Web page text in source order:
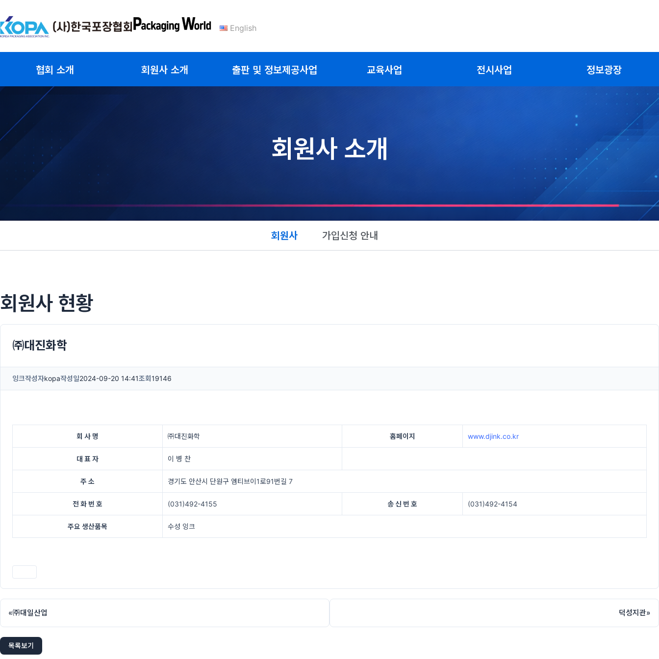
텐
츠
English
협회 소개 회원사 소개 출판 및 정보제공사업 교육사업 전시사업 정보광장
회원사 소개
회원사 가입신청 안내
회원사 현황
㈜대진화학
잉크작성자kopa작성일2024-09-20 14:41조회 19146
회 사 명 ㈜대진화학 홈페이지 www.djink.co.kr
대 표 자 이 병 찬
주 소 경기도 안산시 단원구 엠티브이1로91번길 7
전 화 번 호 (031)492-4155 송 신 번 호 (031)492-4154
주요 생산품목 수성 잉크
«㈜대일산업 덕성지관»
목록보기